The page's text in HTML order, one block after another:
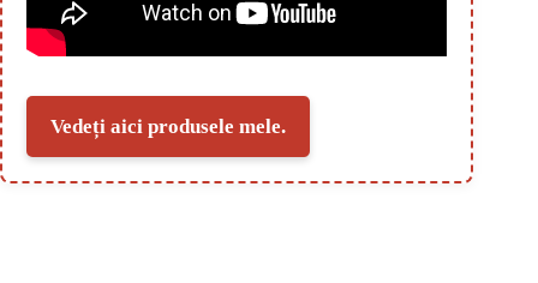
Vedeți aici produsele mele.